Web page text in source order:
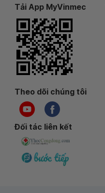
Tải App MyVinmec
Theo dõi chúng tôi
Đối tác liên kết